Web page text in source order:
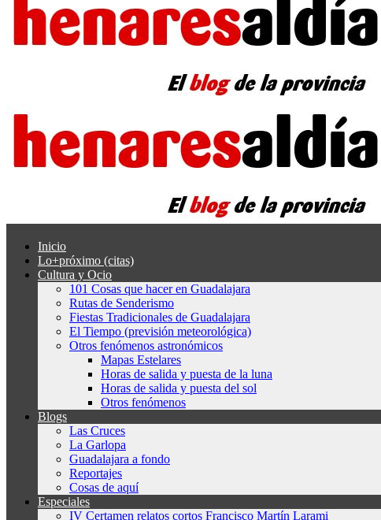
Inicio
Lo+próximo (citas)
Cultura y Ocio
101 Cosas que hacer en Guadalajara
Rutas de Senderismo
Fiestas Tradicionales de Guadalajara
El Tiempo (previsión meteorológica)
Otros fenómenos astronómicos
Mapas Estelares
Horas de salida y puesta de la luna
Horas de salida y puesta del sol
Otros fenómenos
Blogs
Las Cruces
La Garlopa
Guadalajara a fondo
Reportajes
Cosas de aquí
Especiales
IV Certamen relatos cortos Francisco Martín Larami